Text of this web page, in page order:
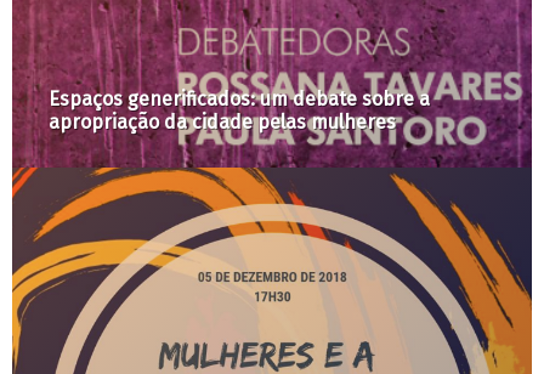
Espaços generificados: um debate sobre a
apropriação da cidade pelas mulheres